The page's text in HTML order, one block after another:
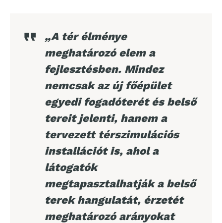
„A tér élménye
meghatározó elem a
fejlesztésben. Mindez
nemcsak az új főépület
egyedi fogadóterét és belső
tereit jelenti, hanem a
tervezett térszimulációs
installációt is, ahol a
látogatók
megtapasztalhatják a belső
terek hangulatát, érzetét
meghatározó arányokat